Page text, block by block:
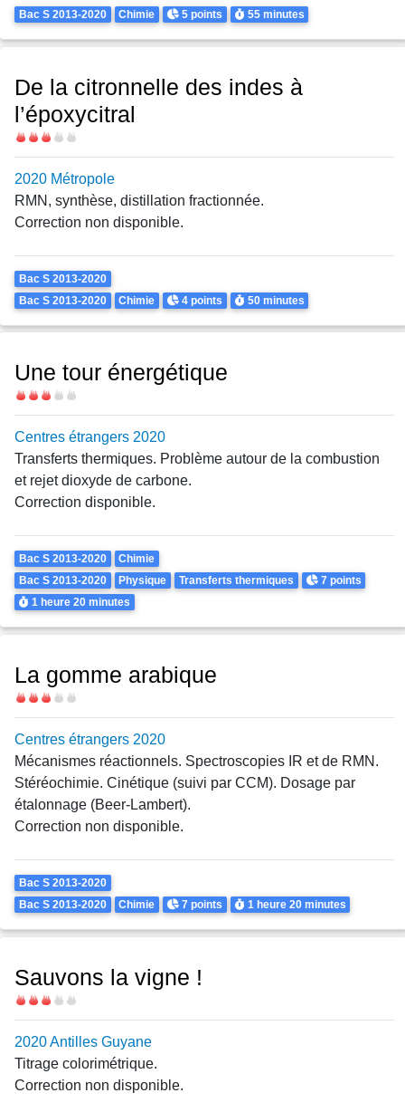
Theme
Bac S 2013-2020 Chimie Points
5 points Durée
55 minutes
De la citronnelle des indes à
l’époxycitral
Difficulté
2020 Métropole
RMN, synthèse, distillation fractionnée.
Correction non disponible.
Theme
Bac S 2013-2020
Bac S 2013-2020
Chimie Points
4 points Durée
50 minutes
Une tour énergétique
Difficulté
Centres étrangers 2020
Transferts thermiques. Problème autour de la combustion
et rejet dioxyde de carbone.
Correction disponible.
Theme
Bac S 2013-2020
Chimie
Bac S 2013-2020
Physique Transferts thermiques Points
7 points
Durée
1 heure 20 minutes
La gomme arabique
Difficulté
Centres étrangers 2020
Mécanismes réactionnels. Spectroscopies IR et de RMN.
Stéréochimie. Cinétique (suivi par CCM). Dosage par
étalonnage (Beer-Lambert).
Correction non disponible.
Theme
Bac S 2013-2020
Bac S 2013-2020
Chimie Points
7 points Durée
1 heure 20 minutes
Sauvons la vigne !
Difficulté
2020 Antilles Guyane
Titrage colorimétrique.
Correction non disponible.